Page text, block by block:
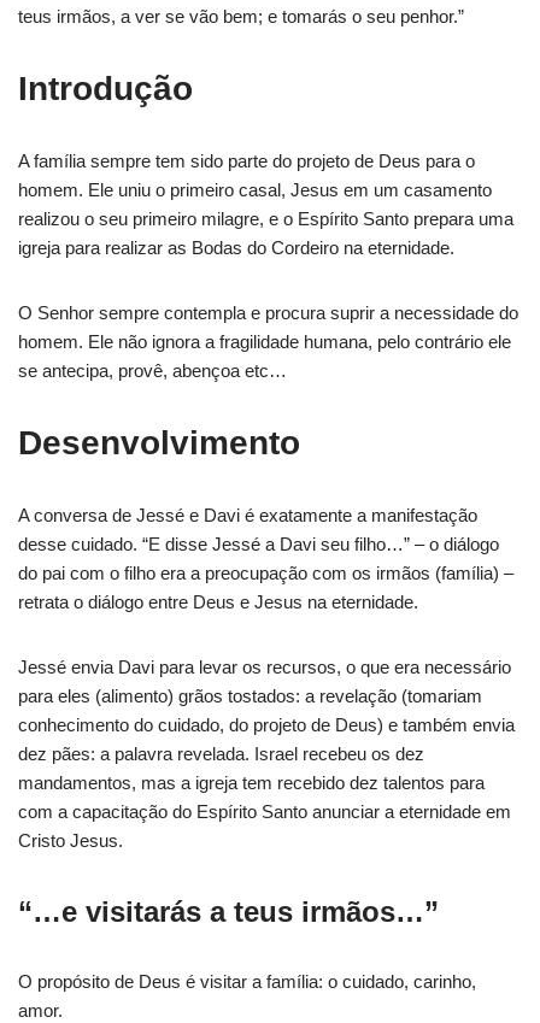
teus irmãos, a ver se vão bem; e tomarás o seu penhor.”
Introdução
A família sempre tem sido parte do projeto de Deus para o
homem. Ele uniu o primeiro casal, Jesus em um casamento
realizou o seu primeiro milagre, e o Espírito Santo prepara uma
igreja para realizar as Bodas do Cordeiro na eternidade.
O Senhor sempre contempla e procura suprir a necessidade do
homem. Ele não ignora a fragilidade humana, pelo contrário ele
se antecipa, provê, abençoa etc…
Desenvolvimento
A conversa de Jessé e Davi é exatamente a manifestação
desse cuidado. “E disse Jessé a Davi seu filho…” – o diálogo
do pai com o filho era a preocupação com os irmãos (família) –
retrata o diálogo entre Deus e Jesus na eternidade.
Jessé envia Davi para levar os recursos, o que era necessário
para eles (alimento) grãos tostados: a revelação (tomariam
conhecimento do cuidado, do projeto de Deus) e também envia
dez pães: a palavra revelada. Israel recebeu os dez
mandamentos, mas a igreja tem recebido dez talentos para
com a capacitação do Espírito Santo anunciar a eternidade em
Cristo Jesus.
“…e visitarás a teus irmãos…”
O propósito de Deus é visitar a família: o cuidado, carinho,
amor.